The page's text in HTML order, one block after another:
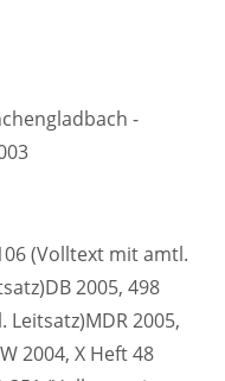
et magnis
ridiculus mus.
-
(Volltext mit amtl.
2005, 498
Leitsatz)MDR 2005,
2004, X Heft 48